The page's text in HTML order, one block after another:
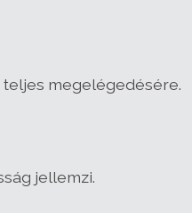
teljes megelégedésére.
jellemzi.